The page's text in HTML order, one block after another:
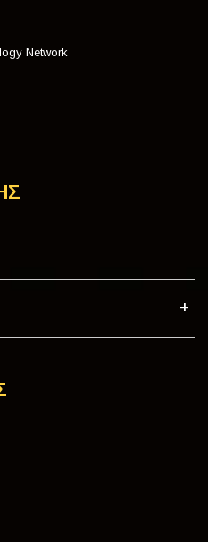
Network